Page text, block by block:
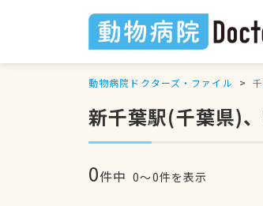
動物病院ドクターズ・ファイル
新千葉駅(千葉県)
0件中 0〜0件を表示